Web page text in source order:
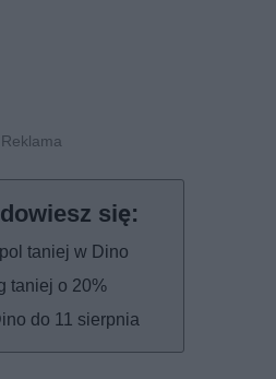
taniej w Dino
taniej o 20%
do 11 sierpnia